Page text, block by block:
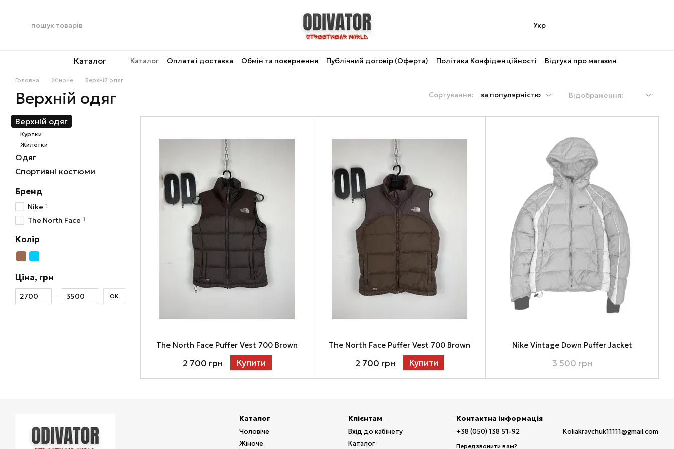
Укр
Каталог Каталог Оплата і доставка Обмін та повернення Публічний договір (Оферта) Політика Конфіденційності Відгуки про магазин
Головна Жіноче Верхній одяг
Верхній одяг Сортування: за популярністю Відображення:
The North Face Puffer Vest 700 Brown
2 700 грн Купити
The North Face Puffer Vest 700 Brown
2 700 грн Купити
Nike Vintage Down Puffer Jacket
3 500 грн
Верхній одяг
Куртки
Жилетки
Одяг
Спортивні костюми
Бренд
Nike 1
The North Face 1
Колір
Ціна, грн
Від Ціна, грн
До Ціна, грн ОК
Каталог
Чоловіче
Жіноче
Клієнтам
Вхід до кабінету
Каталог
Контактна інформація
+38 (050) 138 51-92
Передзвонити вам?
Koliakravchuk11111@gmail.com